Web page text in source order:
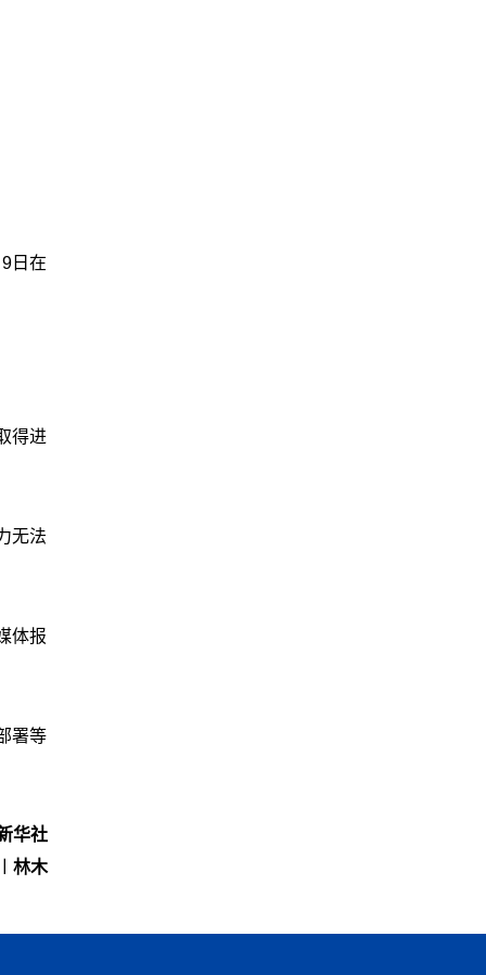
日在
得进
无法
体报
署等
华社
林木